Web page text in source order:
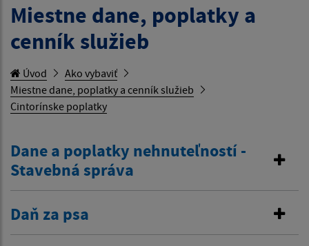
Miestne dane, poplatky a
cenník služieb
Úvod
Ako vybaviť
Miestne dane, poplatky a cenník služieb
Cintorínske poplatky
Dane a poplatky nehnuteľností -
Stavebná správa
Daň za psa